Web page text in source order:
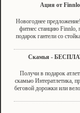
Ация от Finnlo
Новогоднее
фитнес станцию Finnlo,
подарок гантели со
Скамья -
Получи в подарок
скамью Интератлетика,
беговой дорожки или